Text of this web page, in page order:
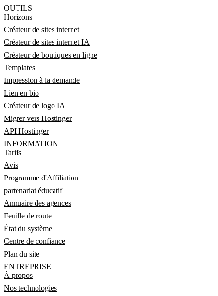
OUTILS
Horizons
Créateur de sites internet
Créateur de sites internet IA
Créateur de boutiques en ligne
Templates
Impression à la demande
Lien en bio
Créateur de logo IA
Migrer vers Hostinger
API Hostinger
INFORMATION
Tarifs
Avis
Programme d'Affiliation
partenariat éducatif
Annuaire des agences
Feuille de route
État du système
Centre de confiance
Plan du site
ENTREPRISE
À propos
Nos technologies